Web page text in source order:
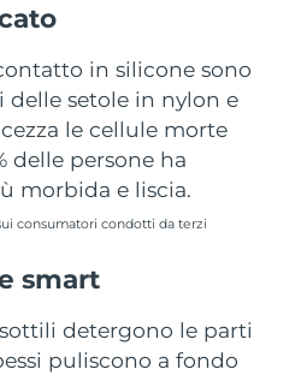
in silicone sono
setole in nylon e
le cellule morte
delle persone ha
morbida e liscia.
consumatori condotti da terzi
smart
detergono le parti
puliscono a fondo
Consegna stimata
Consegna stimata 15/08/2026